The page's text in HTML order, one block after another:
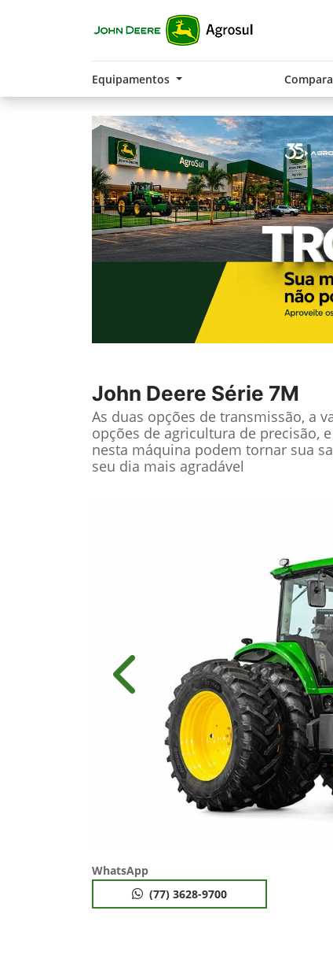
Equipamentos
John Deere Série 7M
As duas opções de transmissão, a
opções de agricultura de precisão,
nesta máquina podem tornar sua
seu dia mais agradável
Anterior
WhatsApp
(77) 3628-9700